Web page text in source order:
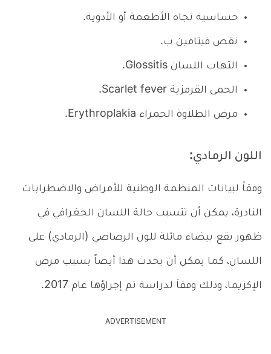
حساسية تجاه الأطعمة أو الأدوية.
نقص فيتامين ب.
التهاب اللسان Glossitis.
الحمى القرمزية Scarlet fever.
مرض الطلاوة الحمراء Erythroplakia.
اللون الرمادي:
وفقاً لبيانات المنظمة الوطنية للأمراض والاضطرابات
النادرة، يمكن أن تتسبب حالة اللسان الجغرافي في
ظهور بقع بيضاء مائلة للون الرصاصي (الرمادي) على
اللسان، كما يمكن أن يحدث هذا أيضاً بسبب مرض
الإكزيما، وذلك وفقاَ لدراسة تم إجراؤها عام 2017.
ADVERTISEMENT